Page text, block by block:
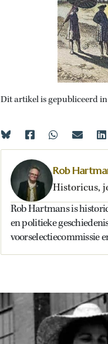
Dit artikel is gepubliceerd in
Rob
Historicus,
Rob Hartmans is
en politieke
voorselectiecommissie